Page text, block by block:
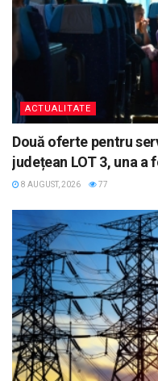
ACTUALITATE
Două oferte pentru
județean LOT 3, una a
8 AUGUST, 2026 77